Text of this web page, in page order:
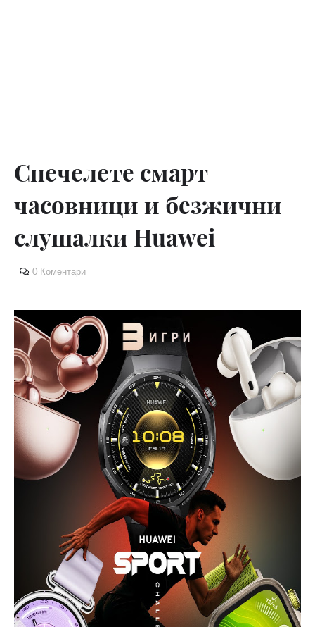
Спечелете смарт
часовници и безжични
слушалки Huawei
0 Коментари